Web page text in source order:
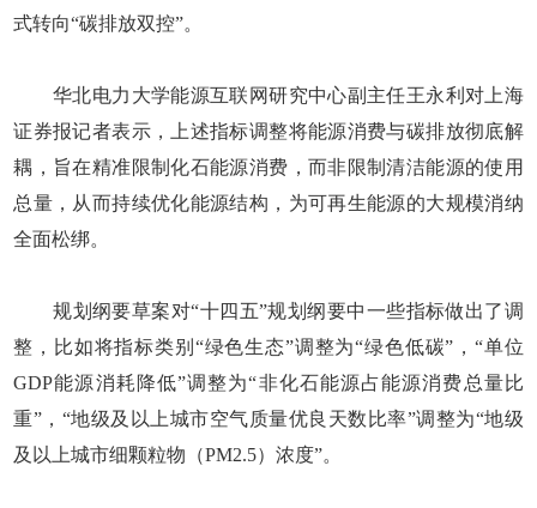
式转向“碳排放双控”。
华北电力大学能源互联网研究中心副主任王永利对上海
证券报记者表示，上述指标调整将能源消费与碳排放彻底解
耦，旨在精准限制化石能源消费，而非限制清洁能源的使用
总量，从而持续优化能源结构，为可再生能源的大规模消纳
全面松绑。
规划纲要草案对“十四五”规划纲要中一些指标做出了调
整，比如将指标类别“绿色生态”调整为“绿色低碳”，“单位
GDP能源消耗降低”调整为“非化石能源占能源消费总量比
重”，“地级及以上城市空气质量优良天数比率”调整为“地级
及以上城市细颗粒物（PM2.5）浓度”。